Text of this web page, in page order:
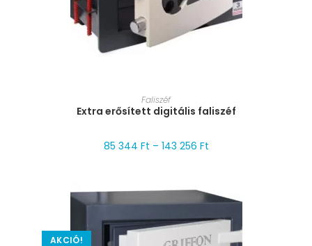
MÉRET VÁLASZTÁSA
Faliszéf
Extra erősített digitális faliszéf
85 344 Ft – 143 256 Ft
AKCIÓ!